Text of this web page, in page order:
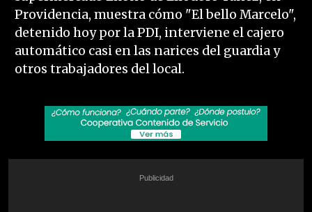
Providencia, muestra cómo "El bello Marcelo",
detenido hoy por la PDI, interviene el cajero
automático casi en las narices del guardia y
otros trabajadores del local.